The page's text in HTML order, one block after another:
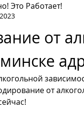
Это Работает!
от
от